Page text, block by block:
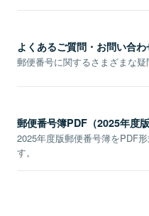
よくあるご質問・お問い合わ
郵便番号に関するさまざまな疑
郵便番号簿PDF（2025年度版
2025年度版郵便番号簿をPDF
す。